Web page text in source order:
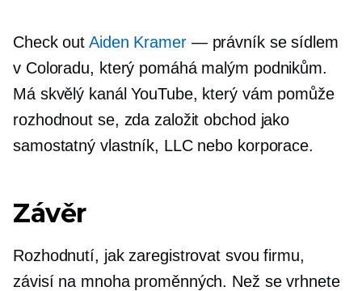
Check outAiden Kramer— právník se sídlem
v Coloradu, který pomáhá malým podnikům.
Má skvělý kanál YouTube, který vám pomůže
rozhodnout se, zda založit obchod jako
samostatný vlastník, LLC nebo korporace.
Závěr
Rozhodnutí, jak zaregistrovat svou firmu,
závisí na mnoha proměnných. Než se vrhnete